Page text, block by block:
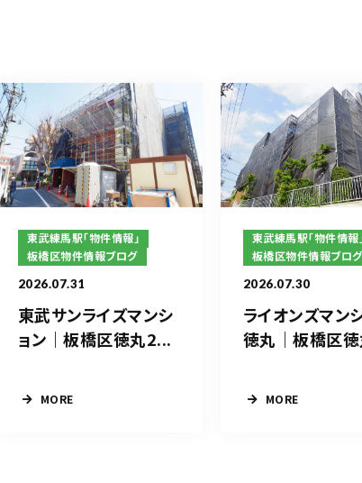
東武練馬駅「物件情報」
板橋区物件情報ブログ
2026.07.31
東武サンライズマンシ
ョン｜板橋区徳丸2...
MORE
東武練馬駅「物件情報
板橋区物件情報ブログ
2026.07.30
ライオンズマン
徳丸｜板橋区
MORE